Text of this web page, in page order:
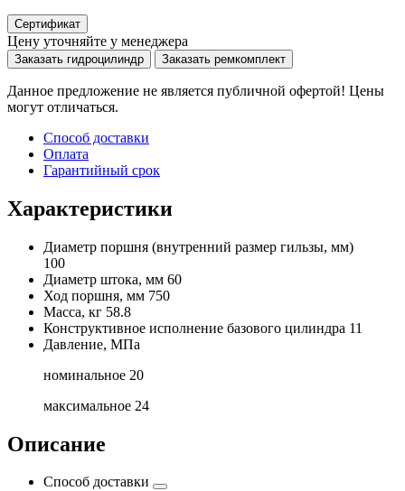
Сертификат
Цену уточняйте у менеджера
Заказать гидроцилиндр Заказать ремкомплект
Данное предложение не является публичной офертой! Цены
могут отличаться.
Способ доставки
Оплата
Гарантийный срок
Характеристики
Диаметр поршня (внутренний размер гильзы, мм)
100
Диаметр штока, мм 60
Ход поршня, мм 750
Масса, кг 58.8
Конструктивное исполнение базового цилиндра 11
Давление, МПа
номинальное 20
максимальное 24
Описание
Способ доставки